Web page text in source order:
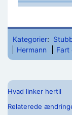
Kategorier:
Hermann
Fart
Hvad linker hertil
Relaterede